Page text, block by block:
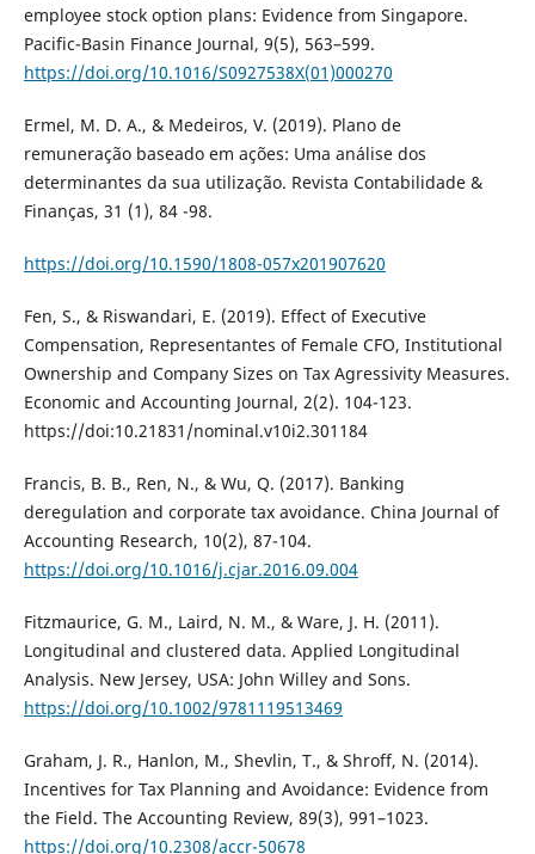
employee stock option plans: Evidence from Singapore.
Pacific-Basin Finance Journal, 9(5), 563–599.
https://doi.org/10.1016/S0927538X(01)000270
Ermel, M. D. A., & Medeiros, V. (2019). Plano de
remuneração baseado em ações: Uma análise dos
determinantes da sua utilização. Revista Contabilidade &
Finanças, 31 (1), 84 -98.
https://doi.org/10.1590/1808-057x201907620
Fen, S., & Riswandari, E. (2019). Effect of Executive
Compensation, Representantes of Female CFO, Institutional
Ownership and Company Sizes on Tax Agressivity Measures.
Economic and Accounting Journal, 2(2). 104-123.
https://doi:10.21831/nominal.v10i2.301184
Francis, B. B., Ren, N., & Wu, Q. (2017). Banking
deregulation and corporate tax avoidance. China Journal of
Accounting Research, 10(2), 87-104.
https://doi.org/10.1016/j.cjar.2016.09.004
Fitzmaurice, G. M., Laird, N. M., & Ware, J. H. (2011).
Longitudinal and clustered data. Applied Longitudinal
Analysis. New Jersey, USA: John Willey and Sons.
https://doi.org/10.1002/9781119513469
Graham, J. R., Hanlon, M., Shevlin, T., & Shroff, N. (2014).
Incentives for Tax Planning and Avoidance: Evidence from
the Field. The Accounting Review, 89(3), 991–1023.
https://doi.org/10.2308/accr-50678